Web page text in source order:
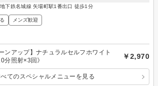
下鉄名城線 矢場町駅1番出口 徒歩1分
メンズ歓迎
ンアップ】ナチュラルセルフホワイト
分照射×3回》
￥2,970
てのスペシャルメニューを見る